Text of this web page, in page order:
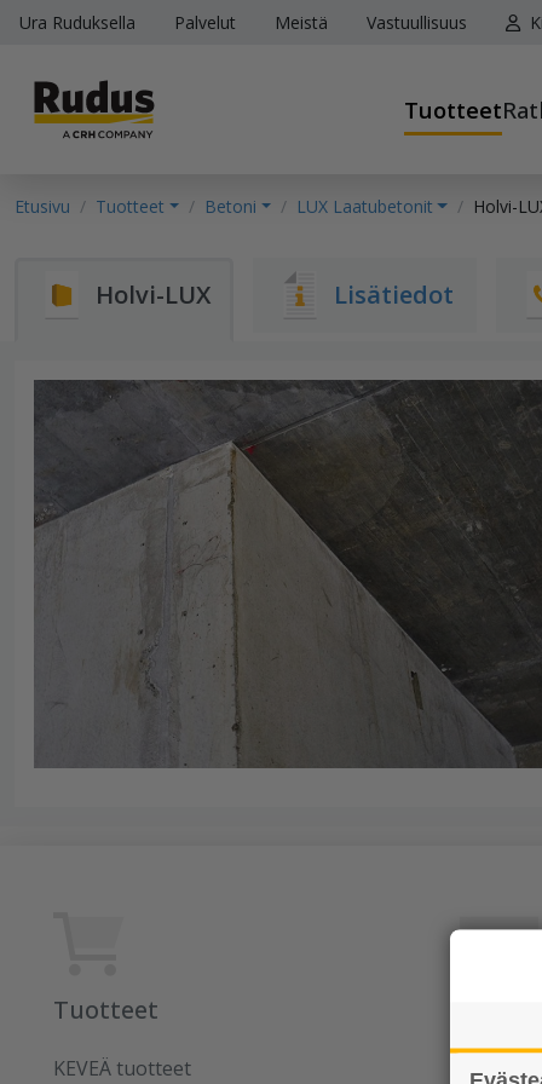
Ura Ruduksella Palvelut Meistä Vastuullisuus
Tuotteet
Etusivu Tuotteet Betoni LUX Laatubetonit Holvi-
Holvi-LUX Lisätiedot
Tuotteet
KEVEÄ tuotteet
Uutiset